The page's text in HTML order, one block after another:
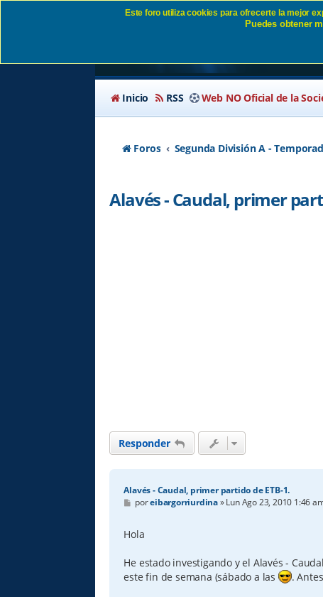
Alavés - Caudal,
Inicio RSS Web NO Oficial de la
Foros Segunda División A -
Alavés - Caudal, primer
Responder
Alavés - Caudal, primer partido de ETB-1.
M
e
s
a
e
poreibargorriurdina»Lun Ago 23, 2010 1:46
Hola
He estado investigando y el Alavés -
este fin de semana (sábado a las
.
Este foro utiliza cookies para ofrecerte la mejor
Puedes obtener